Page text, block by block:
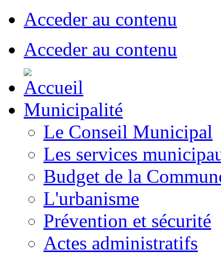
Acceder au contenu
Acceder au contenu
Municipalité
Le Conseil Municipal
Les services
Budget de la
L'urbanisme
Prévention et sécurité
Actes administratifs